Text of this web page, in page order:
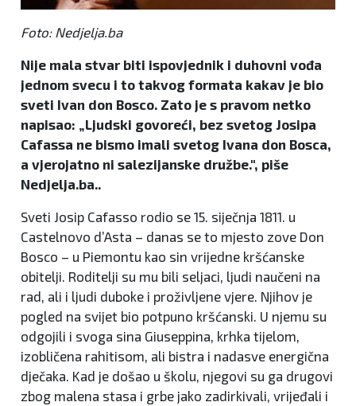
Foto: Nedjelja.ba
Nije mala stvar biti ispovjednik i duhovni vođa
jednom svecu i to takvog formata kakav je bio
sveti Ivan don Bosco. Zato je s pravom netko
napisao: „Ljudski govoreći, bez svetog Josipa
Cafassa ne bismo imali svetog Ivana don Bosca,
a vjerojatno ni salezijanske družbe.", piše
Nedjelja.ba..
Sveti Josip Cafasso rodio se 15. siječnja 1811. u
Castelnovo d’Asta – danas se to mjesto zove Don
Bosco – u Piemontu kao sin vrijedne kršćanske
obitelji. Roditelji su mu bili seljaci, ljudi naučeni na
rad, ali i ljudi duboke i proživljene vjere. Njihov je
pogled na svijet bio potpuno kršćanski. U njemu su
odgojili i svoga sina Giuseppina, krhka tijelom,
izobličena rahitisom, ali bistra i nadasve energična
dječaka. Kad je došao u školu, njegovi su ga drugovi
zbog malena stasa i grbe jako zadirkivali, vrijeđali i